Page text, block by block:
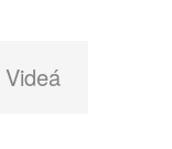
Videá